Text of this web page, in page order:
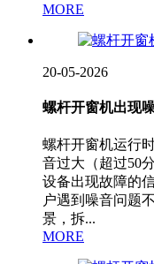
MORE
20-05-2026
螺杆开窗机出现
螺杆开窗机运行
音过大（超过50
设备出现故障的
户遇到噪音问题
景，拆...
MORE